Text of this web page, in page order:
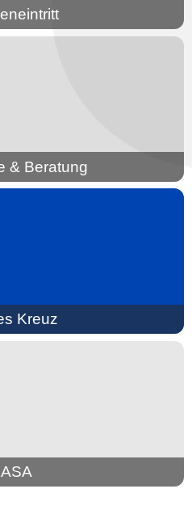
& Beratung
Kreuz